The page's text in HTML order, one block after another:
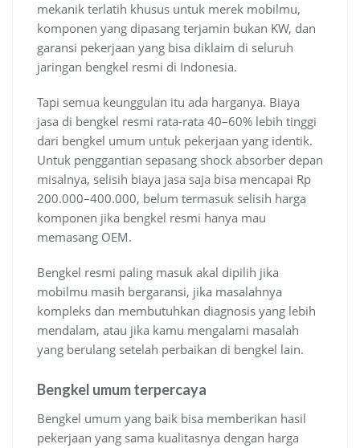
mekanik terlatih khusus untuk merek mobilmu,
komponen yang dipasang terjamin bukan KW, dan
garansi pekerjaan yang bisa diklaim di seluruh
jaringan bengkel resmi di Indonesia.
Tapi semua keunggulan itu ada harganya. Biaya
jasa di bengkel resmi rata-rata 40–60% lebih tinggi
dari bengkel umum untuk pekerjaan yang identik.
Untuk penggantian sepasang shock absorber depan
misalnya, selisih biaya jasa saja bisa mencapai Rp
200.000–400.000, belum termasuk selisih harga
komponen jika bengkel resmi hanya mau
memasang OEM.
Bengkel resmi paling masuk akal dipilih jika
mobilmu masih bergaransi, jika masalahnya
kompleks dan membutuhkan diagnosis yang lebih
mendalam, atau jika kamu mengalami masalah
yang berulang setelah perbaikan di bengkel lain.
Bengkel umum terpercaya
Bengkel umum yang baik bisa memberikan hasil
pekerjaan yang sama kualitasnya dengan harga